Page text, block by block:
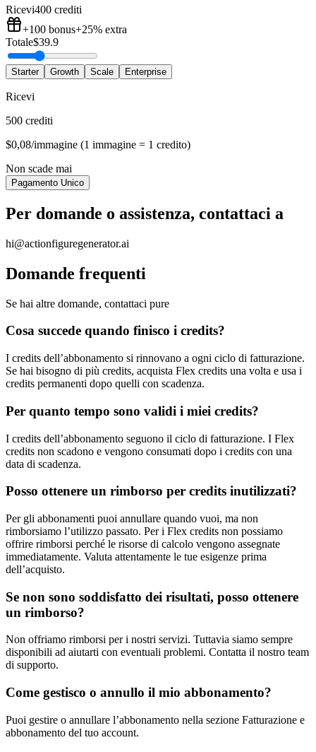
Ricevi400 crediti
+100 bonus+25% extra
Totale$39.9
Starter Growth Scale Enterprise
Ricevi
500 crediti
$0,08/immagine (1 immagine = 1 credito)
Non scade mai
Pagamento Unico
Per domande o assistenza, contattaci a
hi@actionfiguregenerator.ai
Domande frequenti
Se hai altre domande, contattaci pure
Cosa succede quando finisco i credits?
I credits dell’abbonamento si rinnovano a ogni ciclo di fatturazione.
Se hai bisogno di più credits, acquista Flex credits una volta e usa i
credits permanenti dopo quelli con scadenza.
Per quanto tempo sono validi i miei credits?
I credits dell’abbonamento seguono il ciclo di fatturazione. I Flex
credits non scadono e vengono consumati dopo i credits con una
data di scadenza.
Posso ottenere un rimborso per credits inutilizzati?
Per gli abbonamenti puoi annullare quando vuoi, ma non
rimborsiamo l’utilizzo passato. Per i Flex credits non possiamo
offrire rimborsi perché le risorse di calcolo vengono assegnate
immediatamente. Valuta attentamente le tue esigenze prima
dell’acquisto.
Se non sono soddisfatto dei risultati, posso ottenere
un rimborso?
Non offriamo rimborsi per i nostri servizi. Tuttavia siamo sempre
disponibili ad aiutarti con eventuali problemi. Contatta il nostro team
di supporto.
Come gestisco o annullo il mio abbonamento?
Puoi gestire o annullare l’abbonamento nella sezione Fatturazione e
abbonamento del tuo account.